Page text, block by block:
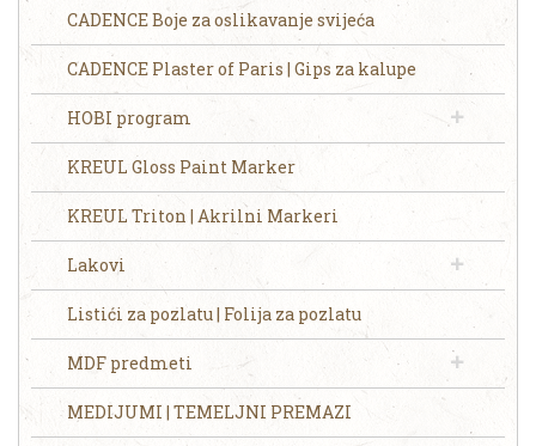
CADENCE Boje za oslikavanje svijeća
CADENCE Plaster of Paris | Gips za kalupe
HOBI program
KREUL Gloss Paint Marker
KREUL Triton | Akrilni Markeri
Lakovi
Listići za pozlatu | Folija za pozlatu
MDF predmeti
MEDIJUMI | TEMELJNI PREMAZI